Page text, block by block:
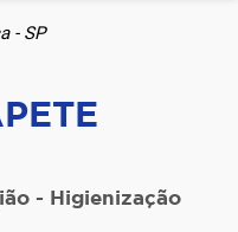
- SP
- Higienização